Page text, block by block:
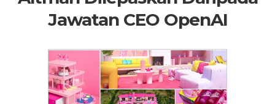
Jawatan CEO OpenAI